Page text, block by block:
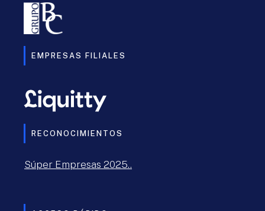
EMPRESAS FILIALES
RECONOCIMIENTOS
Súper Empresas 2025..